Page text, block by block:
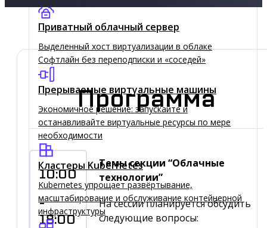
Приватный облачный сервер
Выделенный хост виртуализации в облаке
Софтлайн без переподписки и «соседей»
Прерываемые виртуальные машины
Экономичное решение: запускайте и
останавливайте виртуальные ресурсы по мере
необходимости
Кластеры Kubernetes
Kubernetes упрощает развёртывание,
масштабирование и обслуживание контейнерной
инфраструктуры
Программа
10:00
-
18:00
Темы секции “Облачные
технологии”
На сессии планируется обсудить
следующие вопросы: